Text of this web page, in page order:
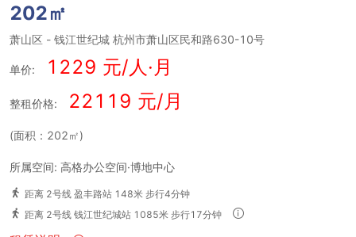
202㎡
萧山区 - 钱江世纪城杭州市萧山区民和路630-10号
单价: 1229 元/人·月
整租价格: 22119 元/月
(面积：202㎡)
所属空间: 高格办公空间·博地中心
距离 2号线 盈丰路站 148米 步行4分钟
距离 2号线 钱江世纪城站 1085米 步行17分钟